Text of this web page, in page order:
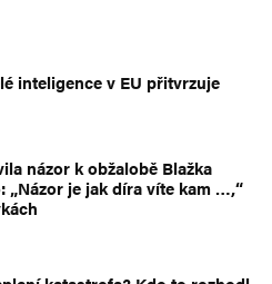
inteligence v EU přitvrzuje
názor k obžalobě Blažka
„Názor je jak díra víte kam …,“